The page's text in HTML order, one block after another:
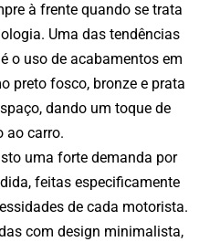
à frente quando se trata
Uma das tendências
o uso de acabamentos em
preto fosco, bronze e prata
dando um toque de
ao carro.
uma forte demanda por
feitas especificamente
de cada motorista.
com design minimalista,